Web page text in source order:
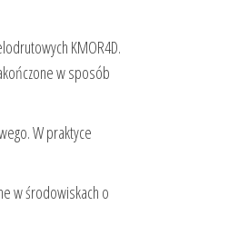
KMOR4D.
w sposób
W praktyce
w środowiskach o